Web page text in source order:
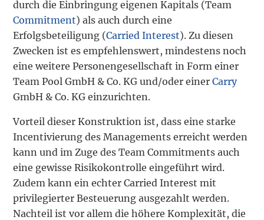
durch die Einbringung eigenen Kapitals (Team
Commitment) als auch durch eine
Erfolgsbeteiligung (Carried Interest). Zu diesen
Zwecken ist es empfehlenswert, mindestens noch
eine weitere Personengesellschaft in Form einer
Team Pool GmbH & Co. KG und/oder einerCarry
GmbH & Co. KG einzurichten.
Vorteil dieser Konstruktion ist, dass eine starke
Incentivierung des Managements erreicht werden
kann und im Zuge des Team Commitments auch
eine gewisse Risikokontrolle eingeführt wird.
Zudem kann ein echter Carried Interest mit
privilegierter Besteuerung ausgezahlt werden.
Nachteil ist vor allem die höhere Komplexität, die